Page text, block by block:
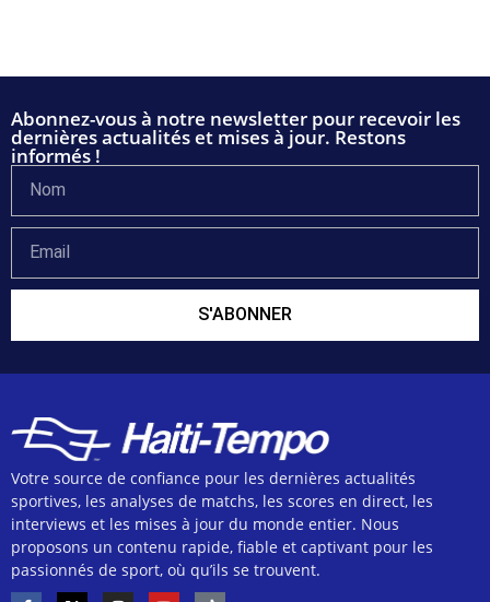
Abonnez-vous à notre newsletter pour recevoir les
dernières actualités et mises à jour. Restons
informés !
S'ABONNER
Votre source de confiance pour les dernières actualités
sportives, les analyses de matchs, les scores en direct, les
interviews et les mises à jour du monde entier. Nous
proposons un contenu rapide, fiable et captivant pour les
passionnés de sport, où qu’ils se trouvent.